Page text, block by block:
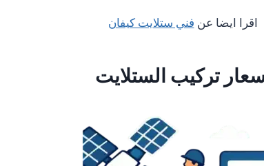
اقرا ايضا عنفني ستلايت كيفان
تركيب الستلايت